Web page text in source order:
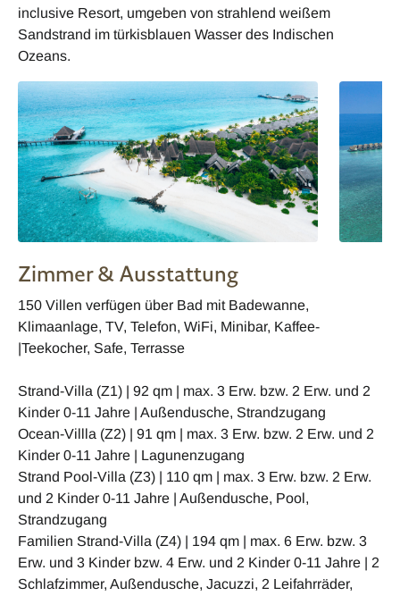
inclusive Resort, umgeben von strahlend weißem
Sandstrand im türkisblauen Wasser des Indischen
Ozeans.
Zimmer & Ausstattung
150 Villen verfügen über Bad mit Badewanne,
Klimaanlage, TV, Telefon, WiFi, Minibar, Kaffee-
|Teekocher, Safe, Terrasse
Strand-Villa (Z1) | 92 qm | max. 3 Erw. bzw. 2 Erw. und 2
Kinder 0-11 Jahre | Außendusche, Strandzugang
Ocean-Villla (Z2) | 91 qm | max. 3 Erw. bzw. 2 Erw. und 2
Kinder 0-11 Jahre | Lagunenzugang
Strand Pool-Villa (Z3) | 110 qm | max. 3 Erw. bzw. 2 Erw.
und 2 Kinder 0-11 Jahre | Außendusche, Pool,
Strandzugang
Familien Strand-Villa (Z4) | 194 qm | max. 6 Erw. bzw. 3
Erw. und 3 Kinder bzw. 4 Erw. und 2 Kinder 0-11 Jahre | 2
Schlafzimmer, Außendusche, Jacuzzi, 2 Leifahrräder,